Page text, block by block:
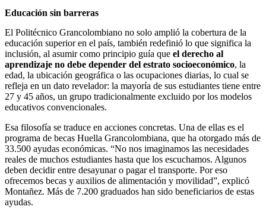
Educación sin barreras
El Politécnico Grancolombiano no solo amplió la cobertura de la
educación superior en el país, también redefinió lo que significa la
inclusión, al asumir como principio guía que el derecho al
aprendizaje no debe depender del estrato socioeconómico, la
edad, la ubicación geográfica o las ocupaciones diarias, lo cual se
refleja en un dato revelador: la mayoría de sus estudiantes tiene entre
27 y 45 años, un grupo tradicionalmente excluido por los modelos
educativos convencionales.
Esa filosofía se traduce en acciones concretas. Una de ellas es el
programa de becas Huella Grancolombiana, que ha otorgado más de
33.500 ayudas económicas. “No nos imaginamos las necesidades
reales de muchos estudiantes hasta que los escuchamos. Algunos
deben decidir entre desayunar o pagar el transporte. Por eso
ofrecemos becas y auxilios de alimentación y movilidad”, explicó
Montañez. Más de 7.200 graduados han sido beneficiarios de estas
ayudas.